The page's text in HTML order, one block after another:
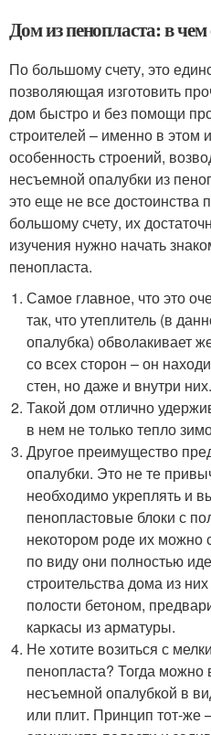
Дом из пенопласта: в
По большому счету, это
позволяющая изготовить
дом быстро и без помощи
строителей – именно в этом
особенность строений,
несъемной опалубки из
это еще не все достоинства
большому счету, их
изучения нужно начать
пенопласта.
Самое главное, что это
так, что утеплитель (в
опалубка) обволакивает
со всех сторон – он
стен, но даже и внутри них.
Такой дом отлично
в нем не только тепло
Другое преимущество
опалубки. Это не те
необходимо укреплять и
пенопластовые блоки с
некотором роде их можно
по виду они полностью
строительства дома из
полости бетоном,
каркасы из арматуры.
Не хотите возиться с
пенопласта? Тогда можно
несъемной опалубкой в
или плит. Принцип тот-же